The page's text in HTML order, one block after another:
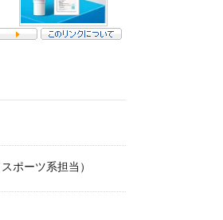
ポーツ系担当）